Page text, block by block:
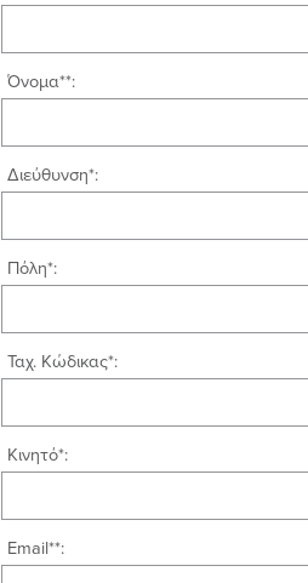
Όνομα**:
Διεύθυνση*:
Πόλη*:
Ταχ. Κώδικας*:
Κινητό*:
Email**: